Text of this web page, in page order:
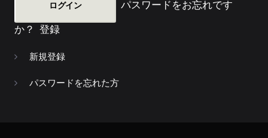
パスワードをお忘れです
か？ 登録
新規登録
パスワードを忘れた方